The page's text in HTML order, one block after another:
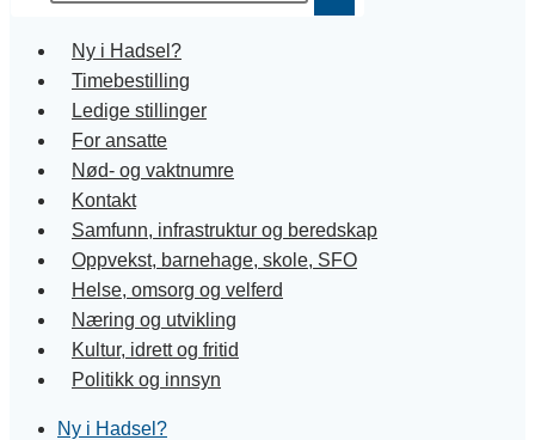
Ny i Hadsel?
Timebestilling
Ledige stillinger
For ansatte
Nød- og vaktnumre
Kontakt
Samfunn, infrastruktur og beredskap
Oppvekst, barnehage, skole, SFO
Helse, omsorg og velferd
Næring og utvikling
Kultur, idrett og fritid
Politikk og innsyn
Ny i Hadsel?